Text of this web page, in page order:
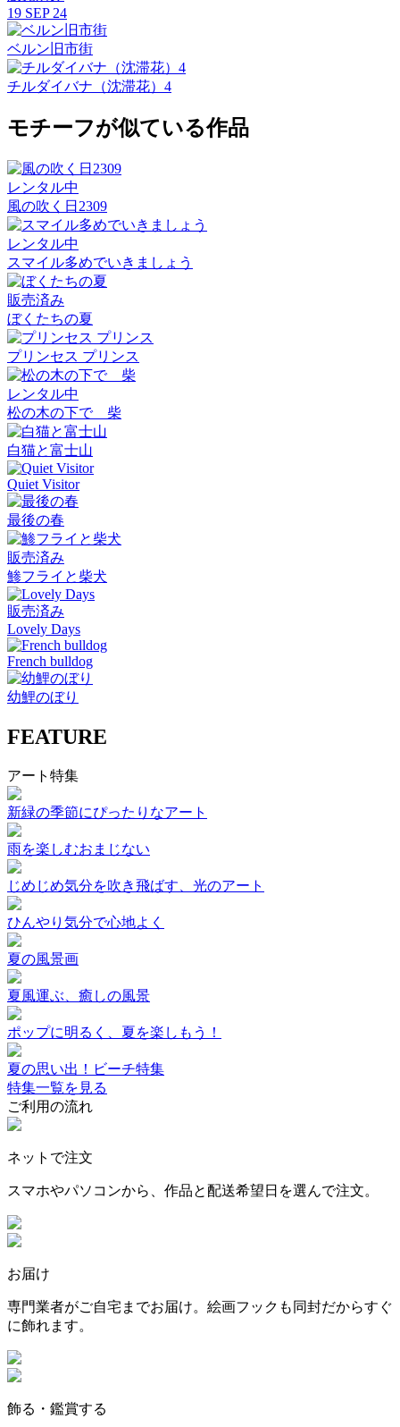
19 SEP 24
ベルン旧市街
チルダイバナ（沈滞花）4
モチーフが似ている作品
レンタル中
風の吹く日2309
レンタル中
スマイル多めでいきましょう
販売済み
ぼくたちの夏
プリンセス プリンス
レンタル中
松の木の下で 柴
白猫と富士山
Quiet Visitor
最後の春
販売済み
鯵フライと柴犬
販売済み
Lovely Days
French bulldog
幼鯉のぼり
FEATURE
アート特集
新緑の季節にぴったりなアート
雨を楽しむおまじない
じめじめ気分を吹き飛ばす、光のアート
ひんやり気分で心地よく
夏の風景画
夏風運ぶ、癒しの風景
ポップに明るく、夏を楽しもう！
夏の思い出！ビーチ特集
特集一覧を見る
ご利用の流れ
ネットで注文
スマホやパソコンから、作品と配送希望日を選んで注文。
お届け
専門業者がご自宅までお届け。絵画フックも同封だからすぐ
に飾れます。
飾る・鑑賞する